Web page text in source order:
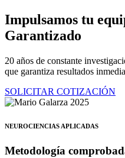
Ir
al
contenido
Impulsamos tu
Garantizado
20 años de constante
que garantiza resultados
SOLICITAR COTIZACIÓN
NEUROCIENCIAS APLICADAS
Metodología